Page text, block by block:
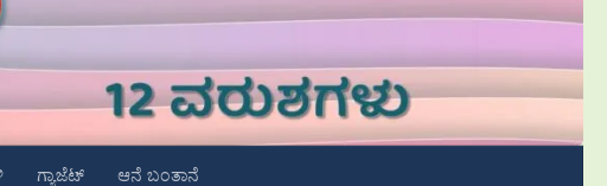
ಗ್ಯಾಜೆಟ್ ಆನೆ ಬಂತಾನೆ